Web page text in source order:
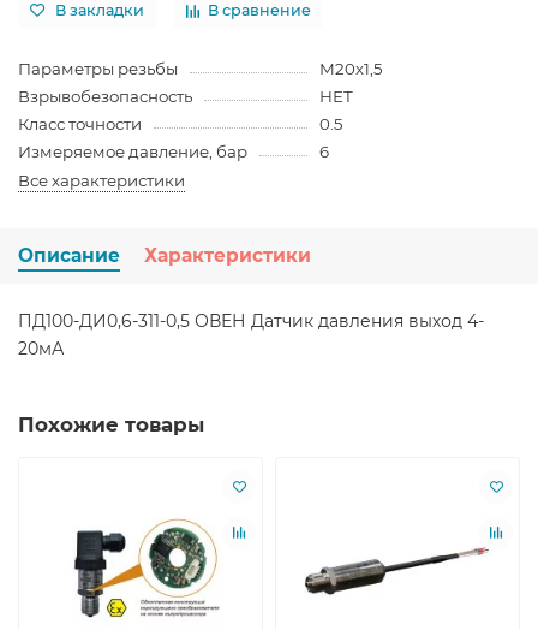
В закладки В сравнение
Параметры резьбы
М20х1,5
Взрывобезопасность
НЕТ
Класс точности
0.5
Измеряемое давление, бар
6
Все характеристики
Описание Характеристики
ПД100-ДИ0,6-311-0,5 ОВЕН Датчик давления выход 4-
20мА
Похожие товары